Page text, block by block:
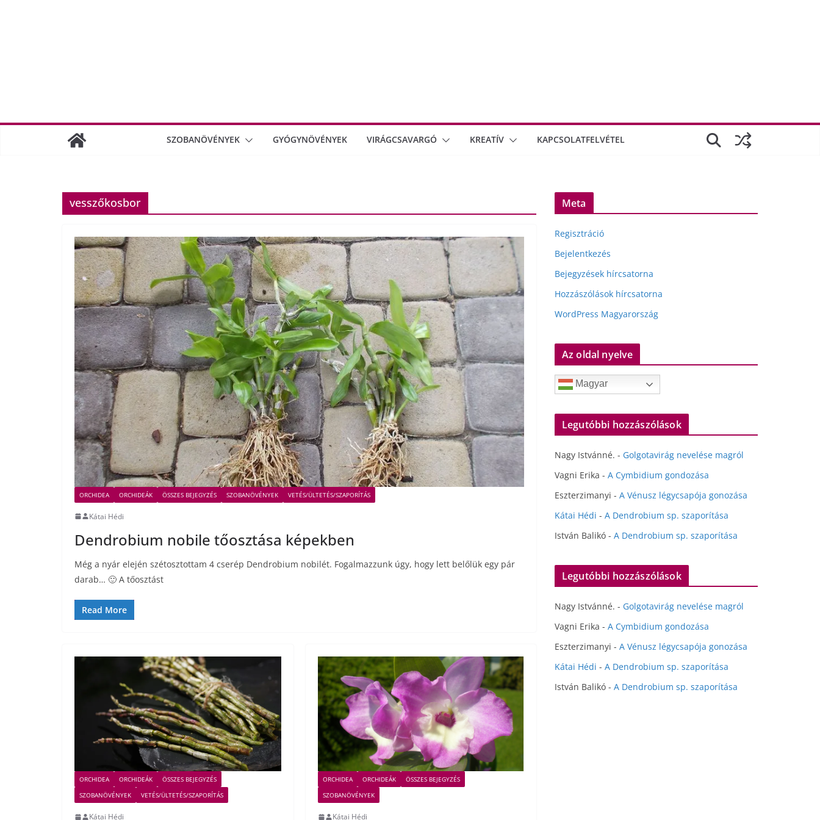
SZOBANÖVÉNYEK GYÓGYNÖVÉNYEK VIRÁGCSAVARGÓ KREATÍV KAPCSOLATFELVÉTEL
vesszőkosbor
ORCHIDEA ORCHIDEÁK ÖSSZES BEJEGYZÉS SZOBANÖVÉNYEK VETÉS/ÜLTETÉS/SZAPORÍTÁS
Kátai Hédi
Dendrobium nobile tőosztása képekben
Még a nyár elején szétosztottam 4 cserép Dendrobium nobilét. Fogalmazzunk úgy, hogy lett belőlük egy pár
darab… 🙂 A tőosztást
Read More
ORCHIDEA ORCHIDEÁK
ÖSSZES BEJEGYZÉS
SZOBANÖVÉNYEK
VETÉS/ÜLTETÉS/SZAPORÍTÁS
Kátai Hédi
ORCHIDEA ORCHIDEÁK
ÖSSZES BEJEGYZÉS
SZOBANÖVÉNYEK
Kátai Hédi
Meta
Regisztráció
Bejelentkezés
Bejegyzések hírcsatorna
Hozzászólások hírcsatorna
WordPress Magyarország
Az oldal nyelve
Magyar
Legutóbbi hozzászólások
Nagy Istvánné. - Golgotavirág nevelése magról
Vagni Erika - A Cymbidium gondozása
Eszterzimanyi - A Vénusz légycsapója gonozása
Kátai Hédi - A Dendrobium sp. szaporítása
István Balikó - A Dendrobium sp. szaporítása
Legutóbbi hozzászólások
Nagy Istvánné. - Golgotavirág nevelése magról
Vagni Erika - A Cymbidium gondozása
Eszterzimanyi - A Vénusz légycsapója gonozása
Kátai Hédi - A Dendrobium sp. szaporítása
István Balikó - A Dendrobium sp. szaporítása